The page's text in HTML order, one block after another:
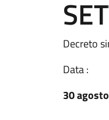
Decreto
Data :
30